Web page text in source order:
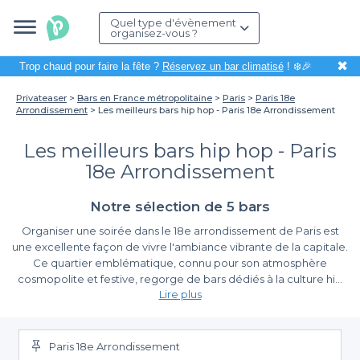
Quel type d'évènement
organisez-vous ?
Trop chaud pour faire la fête ? Réservez un bar climatisé! ❄️🎉 ✖
Privateaser Bars en France métropolitaine Paris
Paris 18e
Arrondissement
Les meilleurs bars hip hop - Paris 18e Arrondissement
Les meilleurs bars hip hop - Paris
18e Arrondissement
Notre sélection de 5 bars
Organiser une soirée dans le 18e arrondissement de Paris est
une excellente façon de vivre l'ambiance vibrante de la capitale.
Ce quartier emblématique, connu pour son atmosphère
cosmopolite et festive, regorge de bars dédiés à la culture hip
hop. Que vous soyez amateur de soirées dansantes ou que vous
des rythmes entraînants, nous avons tout ce qu'il vous faut.
La simplicité de la réservation avec Privateaser
Grâce à Privateaser, réserver un bar hip hop dans le 18e
Lire plus
Paris 18e Arrondissement